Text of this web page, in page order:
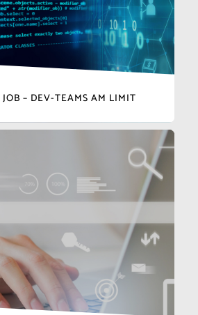
– DEV-TEAMS AM LIMIT